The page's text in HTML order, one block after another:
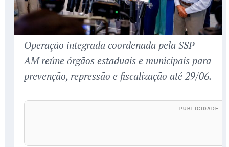
Operação integrada coordenada pela SSP-
AM reúne órgãos estaduais e municipais para
prevenção, repressão e fiscalização até 29/06.